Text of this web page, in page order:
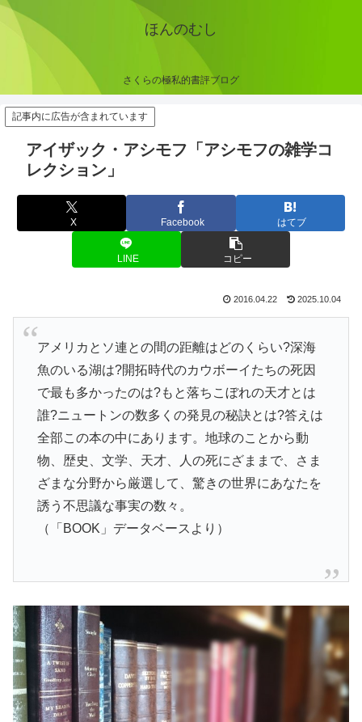
ほんのむし
さくらの極私的書評ブログ
記事内に広告が含まれています
アイザック・アシモフ「アシモフの雑学コ
レクション」
X Facebook はてブ
LINE コピー
2016.04.22 2025.10.04
アメリカとソ連との間の距離はどのくらい?深海
魚のいる湖は?開拓時代のカウボーイたちの死因
で最も多かったのは?もと落ちこぼれの天才とは
誰?ニュートンの数多くの発見の秘訣とは?答えは
全部この本の中にあります。地球のことから動
物、歴史、文学、天才、人の死にざままで、さま
ざまな分野から厳選して、驚きの世界にあなたを
誘う不思議な事実の数々。
（「BOOK」データベースより）